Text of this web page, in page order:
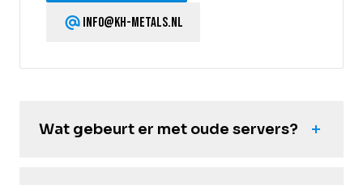
info@kh-metals.nl
Wat gebeurt er met oude servers?